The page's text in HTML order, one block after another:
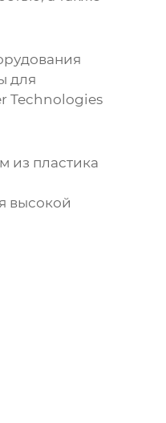
для
Technologies
из пластика
высокой